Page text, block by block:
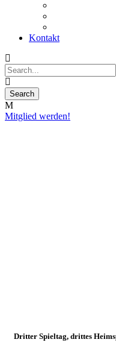
Kontakt
Mitglied werden!
Dritter Spieltag, drittes